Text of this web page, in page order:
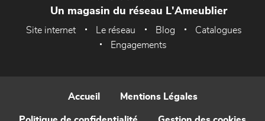
Un magasin du réseau L'Ameublier
Site internet Le réseau Blog
Catalogues
Engagements
Accueil Mentions Légales